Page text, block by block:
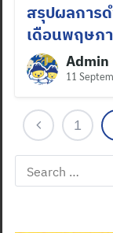
สรุปผลการ
เดือนพฤษภ
Admin
11
1
Search
for: